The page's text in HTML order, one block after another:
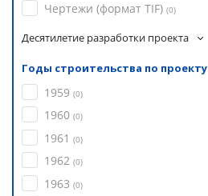
Чертежи (формат TIF) (0)
Десятилетие разработки проекта
Годы строительства по проекту
1959 (0)
1960 (0)
1961 (0)
1962 (0)
1963 (0)